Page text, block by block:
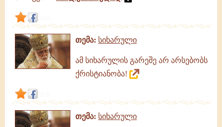
თემა: სიხარული
ამ სიხარულის გარეშე არ არსებობს
ქრისტიანობა!
თემა: სიხარული